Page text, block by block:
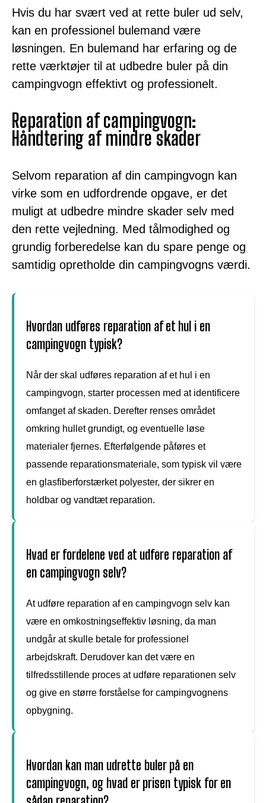
Hvis du har svært ved at rette buler ud selv,
kan en professionel bulemand være
løsningen. En bulemand har erfaring og de
rette værktøjer til at udbedre buler på din
campingvogn effektivt og professionelt.
Reparation af campingvogn:
Håndtering af mindre skader
Selvom reparation af din campingvogn kan
virke som en udfordrende opgave, er det
muligt at udbedre mindre skader selv med
den rette vejledning. Med tålmodighed og
grundig forberedelse kan du spare penge og
samtidig opretholde din campingvogns værdi.
Hvordan udføres reparation af et hul i en
campingvogn typisk?
Når der skal udføres reparation af et hul i en
campingvogn, starter processen med at identificere
omfanget af skaden. Derefter renses området
omkring hullet grundigt, og eventuelle løse
materialer fjernes. Efterfølgende påføres et
passende reparationsmateriale, som typisk vil være
en glasfiberforstærket polyester, der sikrer en
holdbar og vandtæt reparation.
Hvad er fordelene ved at udføre reparation af
en campingvogn selv?
At udføre reparation af en campingvogn selv kan
være en omkostningseffektiv løsning, da man
undgår at skulle betale for professionel
arbejdskraft. Derudover kan det være en
tilfredsstillende proces at udføre reparationen selv
og give en større forståelse for campingvognens
opbygning.
Hvordan kan man udrette buler på en
campingvogn, og hvad er prisen typisk for en